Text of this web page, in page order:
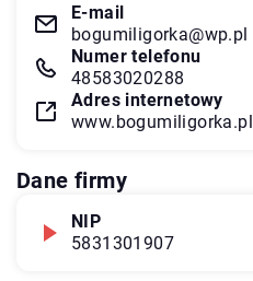
E-mail
bogumiligorka@wp.pl
Numer telefonu
48583020288
Adres internetowy
www.bogumiligorka.pl
Dane firmy
NIP
5831301907